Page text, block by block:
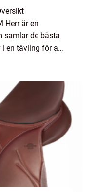
Herr är en
samlar de bästa
i en tävling för att